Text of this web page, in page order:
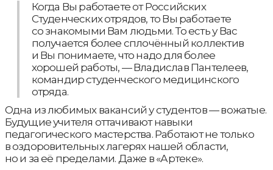
Когда Вы работаете от Российских
Студенческих отрядов, то Вы работаете
со знакомыми Вам людьми. То есть у Вас
получается более сплочённый коллектив
и Вы понимаете, что надо для более
хорошей работы, — Владислав Пантелеев,
командир студенческого медицинского
отряда.
Одна из любимых вакансий у студентов — вожатые.
Будущие учителя оттачивают навыки
педагогического мастерства. Работают не только
в оздоровительных лагерях нашей области,
но и за её пределами. Даже в «Артеке».